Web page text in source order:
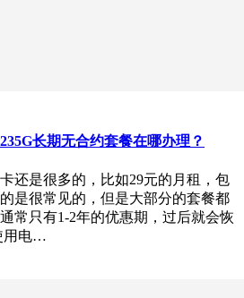
长期无合约套餐在哪办理？
还是很多的，比如29元的月租，包
是很常见的，但是大部分的套餐都
常只有1-2年的优惠期，过后就会恢
用电…